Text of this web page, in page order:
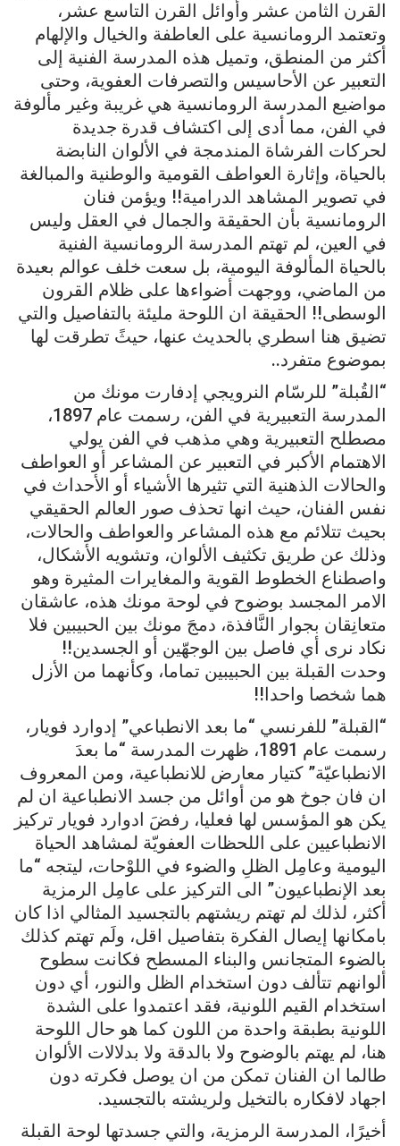
القرن الثامن عشر وأوائل القرن التاسع عشر،
وتعتمد الرومانسية على العاطفة والخيال والإلهام
أكثر من المنطق، وتميل هذه المدرسة الفنية إلى
التعبير عن الأحاسيس والتصرفات العفوية، وحتى
مواضيع المدرسة الرومانسية هي غريبة وغير مألوفة
في الفن، مما أدى إلى اكتشاف قدرة جديدة
لحركات الفرشاة المندمجة في الألوان النابضة
بالحياة، وإثارة العواطف القومية والوطنية والمبالغة
في تصوير المشاهد الدرامية!! ويؤمن فنان
الرومانسية بأن الحقيقة والجمال في العقل وليس
في العين، لم تهتم المدرسة الرومانسية الفنية
بالحياة المألوفة اليومية، بل سعت خلف عوالم بعيدة
من الماضي، ووجهت أضواءها على ظلام القرون
الوسطى!! الحقيقة ان اللوحة مليئة بالتفاصيل والتي
تضيق هنا اسطري بالحديث عنها، حيثً تطرقت لها
بموضوع متفرد..
“القُبلة” للرسّام النرويجي إدفارت مونك من
المدرسة التعبيرية في الفن، رسمت عام 1897،
مصطلح التعبيرية وهي مذهب في الفن يولي
الاهتمام الأكبر في التعبير عن المشاعر أو العواطف
والحالات الذهنية التي تثيرها الأشياء أو الأحداث في
نفس الفنان، حيث انها تحذف صور العالم الحقيقي
بحيث تتلائم مع هذه المشاعر والعواطف والحالات،
وذلك عن طريق تكثيف الألوان، وتشويه الأشكال،
واصطناع الخطوط القوية والمغايرات المثيرة وهو
الامر المجسد بوضوح في لوحة مونك هذه، عاشقان
متعانِقان بجوار النَّافذة، دمجَ مونك بين الحبيبين فلا
نكاد نرى أي فاصل بين الوجهّين أو الجسدين!!
وحدت القبلة بين الحبيبين تماما، وكأنهما من الأزل
هما شخصا واحدا!!
“القبلة” للفرنسي “ما بعد الانطباعي” إدوارد فويار،
رسمت عام 1891، ظهرت المدرسة “ما بعدَ
الانطباعيّة” كتيار معارض للانطباعية، ومن المعروف
ان فان جوخ هو من أوائل من جسد الانطباعية ان لم
يكن هو المؤسس لها فعليا، رفضَ ادوارد فويار تركيز
الانطباعيين على اللحظات العفويّة لمشاهد الحياة
اليومية وعامِل الظلِ والضوء في اللوْحات، ليتجه “ما
بعد الإنطباعيون” الى التركيز على عامِل الرمزية
أكثر، لذلك لم تهتم ريشتهم بالتجسيد المثالي اذا كان
بامكانها إيصال الفكرة بتفاصيل اقل، ولَم تهتم كذلك
بالضوء المتجانس والبناء المسطح فكانت سطوح
ألوانهم تتألف دون استخدام الظل والنور، أي دون
استخدام القيم اللونية، فقد اعتمدوا على الشدة
اللونية بطبقة واحدة من اللون كما هو حال اللوحة
هنا، لم يهتم بالوضوح ولا بالدقة ولا بدلالات الألوان
طالما ان الفنان تمكن من ان يوصل فكرته دون
اجهاد لافكاره بالتخيل ولريشته بالتجسيد.
أخيرًا، المدرسة الرمزية، والتي جسدتها لوحة القبلة